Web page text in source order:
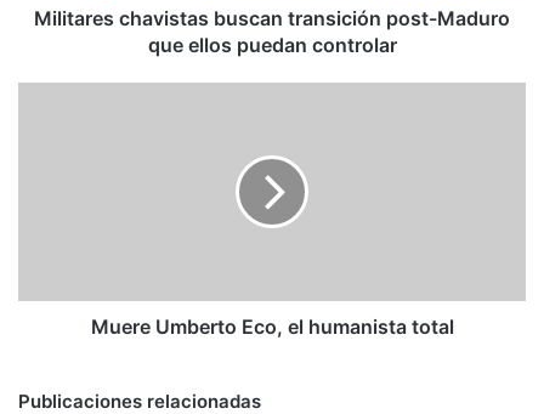
controlar
Militares chavistas buscan transición post-Maduro
que ellos puedan controlar
Muere Umberto Eco, el humanista total
Publicaciones relacionadas